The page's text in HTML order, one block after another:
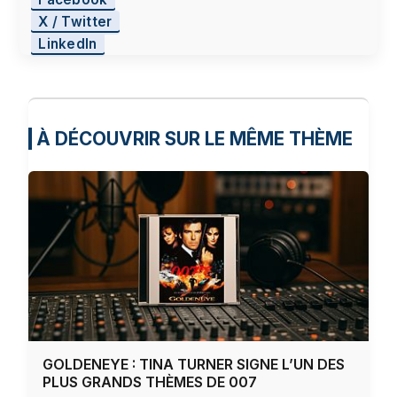
X / Twitter
LinkedIn
À DÉCOUVRIR SUR LE MÊME THÈME
GOLDENEYE : TINA TURNER SIGNE L’UN DES
PLUS GRANDS THÈMES DE 007